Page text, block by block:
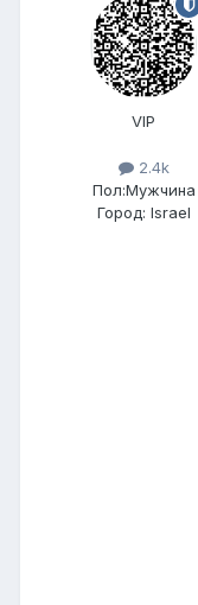
VIP
2.4k
Пол:Мужчина
Город: Israel